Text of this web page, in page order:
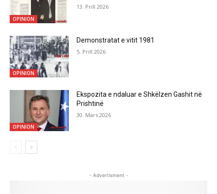
OPINION
13. Prill 2026
OPINION
Demonstratat e vitit 1981
5. Prill 2026
OPINION
Ekspozita e ndaluar e Shkëlzen Gashit në
Prishtinë
30. Mars 2026
- Advertisment -